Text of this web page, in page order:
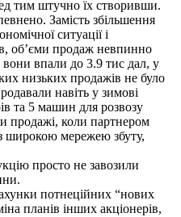
тим штучно їх створивши.
Замість збільшення
ситуації і
об’єми продаж невпинно
впали до 3.9 тис дал, у
низьких продажів не було
навіть у зимові
та 5 машин для розвозу
продажі, коли партнером
широкою мережею збуту,
просто не завозили
потнеційних “нових
планів інших акціонерів,